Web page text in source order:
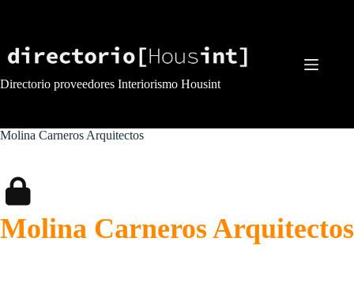
Directorio proveedores Interiorismo Housint
Molina Carneros Arquitectos
Molina Carneros Arquitectos